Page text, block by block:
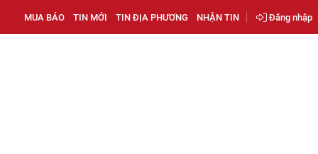
MUA BÁO TIN MỚI TIN ĐỊA PHƯƠNG NHẬN TIN Đăng nhập